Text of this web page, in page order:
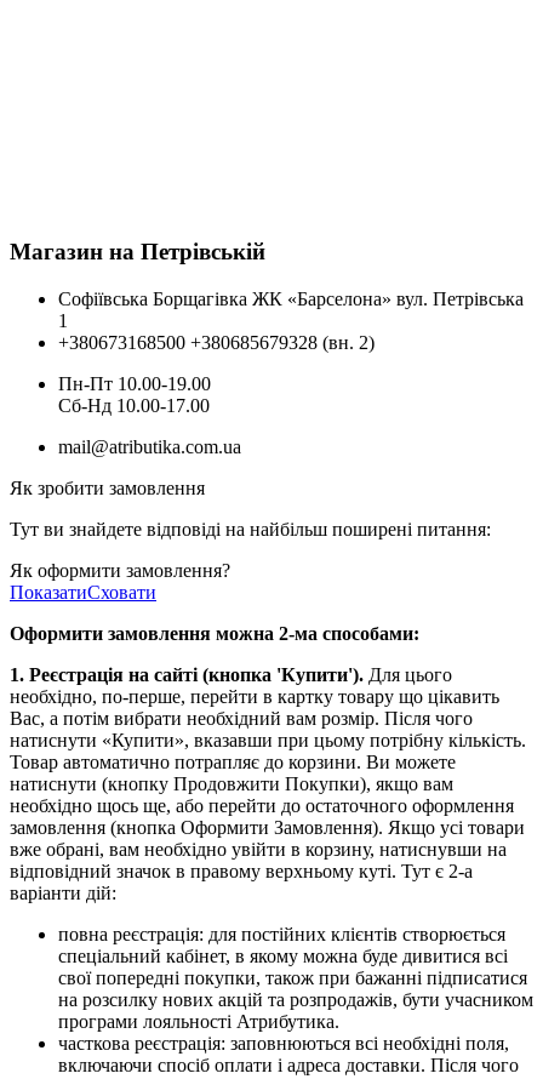
Магазин на Петрівській
Софіївська Борщагівка ЖК «Барселона» вул. Петрівська
1
+380673168500 +380685679328 (вн. 2)
Пн-Пт 10.00-19.00
Cб-Нд 10.00-17.00
mail@atributika.com.ua
Як зробити замовлення
Тут ви знайдете відповіді на найбільш поширені питання:
Як оформити замовлення?
ПоказатиСховати
Оформити замовлення можна 2-ма способами:
1. Реєстрація на сайті (кнопка 'Купити'). Для цього
необхідно, по-перше, перейти в картку товару що цікавить
Вас, а потім вибрати необхідний вам розмір. Після чого
натиснути «Купити», вказавши при цьому потрібну кількість.
Товар автоматично потрапляє до корзини. Ви можете
натиснути (кнопку Продовжити Покупки), якщо вам
необхідно щось ще, або перейти до остаточного оформлення
замовлення (кнопка Оформити Замовлення). Якщо усі товари
вже обрані, вам необхідно увійти в корзину, натиснувши на
відповідний значок в правому верхньому куті. Тут є 2-а
варіанти дій:
повна реєстрація: для постійних клієнтів створюється
спеціальний кабінет, в якому можна буде дивитися всі
свої попередні покупки, також при бажанні підписатися
на розсилку нових акцій та розпродажів, бути учасником
програми лояльності Атрибутика.
часткова реєстрація: заповнюються всі необхідні поля,
включаючи спосіб оплати і адреса доставки. Після чого